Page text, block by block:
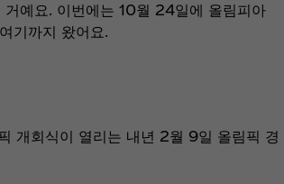
거예요. 이번에는 10월 24일에 올림피아
기까지 왔어요.
개회식이 열리는 내년 2월 9일 올림픽 경